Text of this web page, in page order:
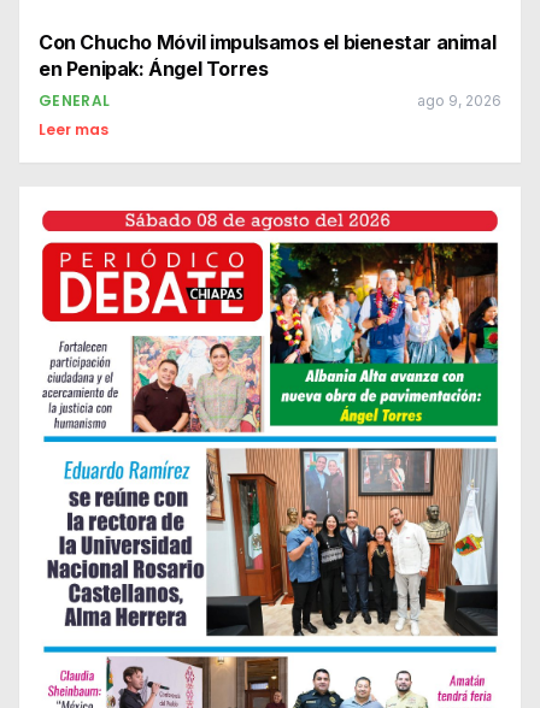
Con Chucho Móvil impulsamos el bienestar animal
en Penipak: Ángel Torres
GENERAL ago 9, 2026
Leer mas